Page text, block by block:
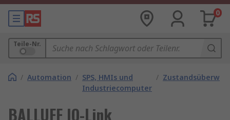
0
Teile-Nr.
/ Automation / SPS, HMIs und
Industriecomputer
/
BALLUFF IO-Link